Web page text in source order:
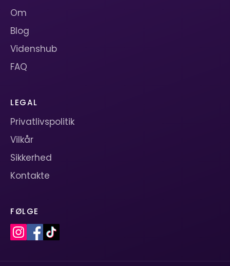
Om
Blog
Videnshub
FAQ
LEGAL
Privatlivspolitik
Vilkår
Sikkerhed
Kontakte
FØLGE